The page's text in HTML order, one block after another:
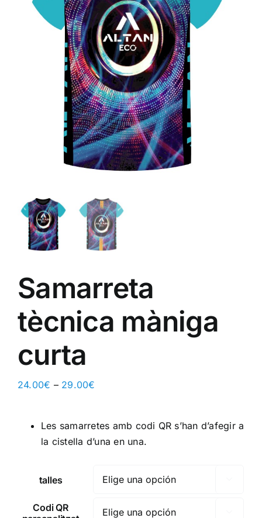
ALTAN QR
TRABAJOS REALIZADOS
CATÁLOGOS
Samarreta
tècnica màniga
curta
24.00€ – 29.00€
Les samarretes amb codi QR s’han d’afegir a
la cistella d’una en una.
talles
Codi QR